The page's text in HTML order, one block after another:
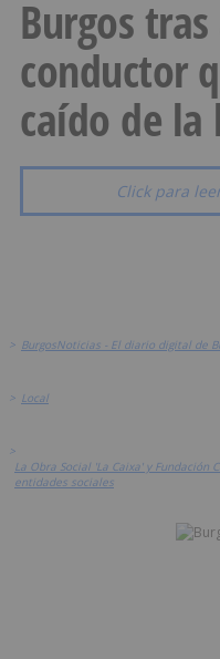
Burgos
conductor
caído de la
Click para
> BurgosNoticias - El diario digital de
> Local
>
La Obra Social 'La Caixa' y Fundación
entidades sociales